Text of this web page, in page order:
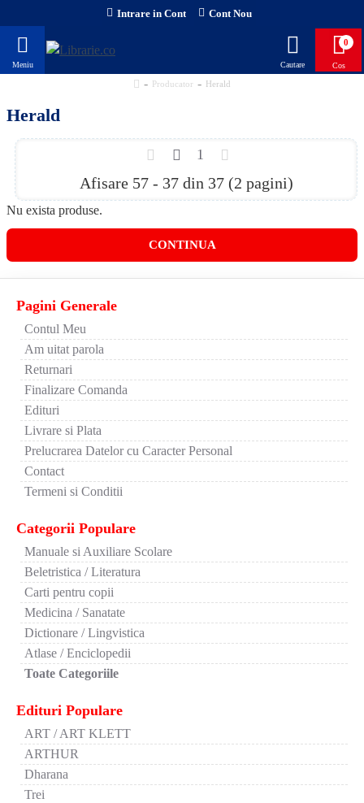
Intrare in Cont Cont Nou
0
Producator Herald
Herald
1
Afisare 57 - 37 din 37 (2 pagini)
Nu exista produse.
CONTINUA
Pagini Generale
Contul Meu
Am uitat parola
Returnari
Finalizare Comanda
Edituri
Livrare si Plata
Prelucrarea Datelor cu Caracter Personal
Contact
Termeni si Conditii
Categorii Populare
Manuale si Auxiliare Scolare
Beletristica / Literatura
Carti pentru copii
Medicina / Sanatate
Dictionare / Lingvistica
Atlase / Enciclopedii
Toate Categoriile
Edituri Populare
ART / ART KLETT
ARTHUR
Dharana
Trei